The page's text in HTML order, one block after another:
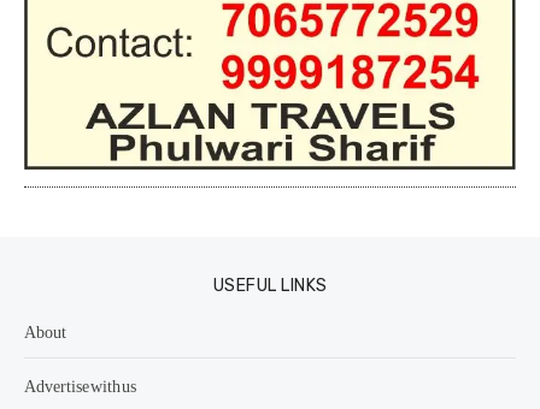
USEFUL LINKS
About
Advertise with us